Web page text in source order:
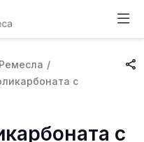
Ремесла /
с
с